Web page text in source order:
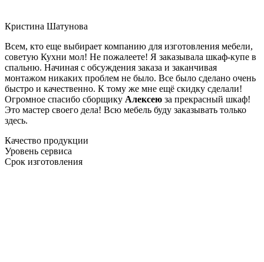
Кристина Шатунова
Всем, кто еще выбирает компанию для изготовления мебели,
советую Кухни мол! Не пожалеете! Я заказывала шкаф-купе в
спальню. Начиная с обсуждения заказа и заканчивая
монтажом никаких проблем не было. Все было сделано очень
быстро и качественно. К тому же мне ещё скидку сделали!
Огромное спасибо сборщику Алексею за прекрасный шкаф!
Это мастер своего дела! Всю мебель буду заказывать только
здесь.
Качество продукции
Уровень сервиса
Срок изготовления